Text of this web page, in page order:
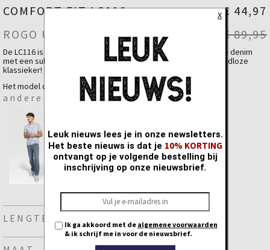
COMFORT FIT LC116
€ 44,97
ROGO USED
€ 89,95
De LC116 is onze comfortfit jeans, gemaakt van hoogwaardige denim
met een subtiele midblauwe wassing en lichte effecten. Een tijdloze
klassieker! lees meer...
Deze jeans tailleert klein dus best een maatje groter nemen.
Fit
Comfort Fit - Medium Waist
Materiaal
Katoen
Elastaan
2 %
Het model draagt maat 32 lengte 34
andere beschikbare kleuren zijn
LENGTE
X
Leuk nieuws lees je in onze newsletters.
Het beste nieuws is dat je 10% KORTING
ontvangt op je volgende bestelling bij
inschrijving op onze nieuwsbrief.
Ik ga akkoord met de algemene voorwaarden
& ik schrijf me in voor de nieuwsbrief.